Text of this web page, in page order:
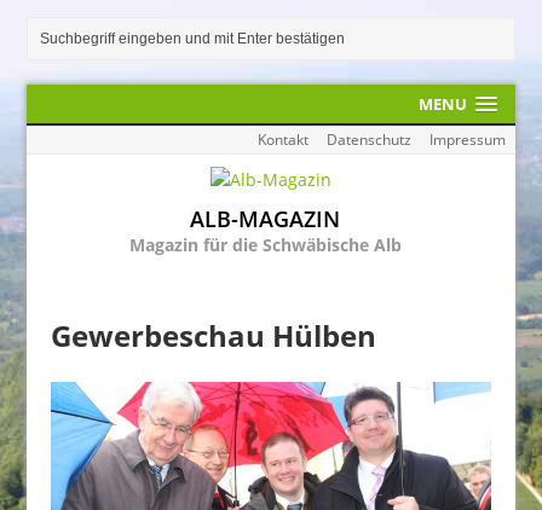
MENU
Kontakt Datenschutz Impressum
ALB-MAGAZIN
Magazin für die Schwäbische Alb
Gewerbeschau Hülben